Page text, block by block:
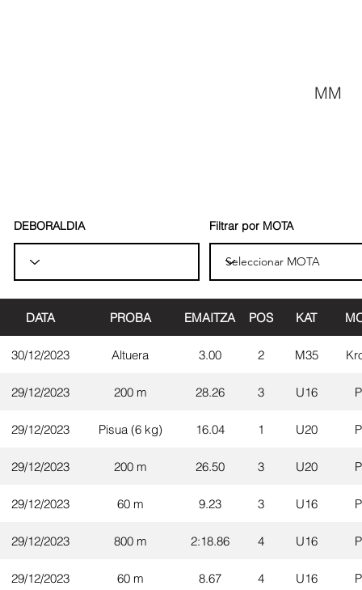
MM
DEBORALDIA Filtrar por MOTA
DATA PROBA EMAITZA POS KAT
30/12/2023 Altuera 3.00 2 M35
29/12/2023 200 m 28.26 3 U16
29/12/2023 Pisua (6 kg) 16.04 1 U20
29/12/2023 200 m 26.50 3 U20
29/12/2023 60 m 9.23 3 U16
29/12/2023 800 m 2:18.86 4 U16
29/12/2023 60 m 8.67 4 U16